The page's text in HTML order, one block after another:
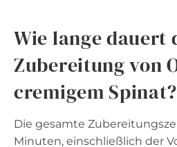
Wie lange dauert
Zubereitung von
cremigem Spinat?
Die gesamte
Minuten, einschließlich der